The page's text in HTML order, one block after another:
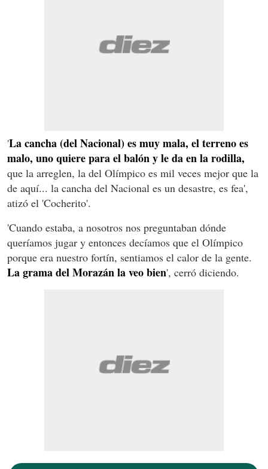
'La cancha (del Nacional) es muy mala, el terreno es
malo, uno quiere para el balón y le da en la rodilla,
que la arreglen, la del Olímpico es mil veces mejor que la
de aquí... la cancha del Nacional es un desastre, es fea',
atizó el 'Cocherito'.
'Cuando estaba, a nosotros nos preguntaban dónde
queríamos jugar y entonces decíamos que el Olímpico
porque era nuestro fortín, sentiamos el calor de la gente.
La grama del Morazán la veo bien', cerró diciendo.